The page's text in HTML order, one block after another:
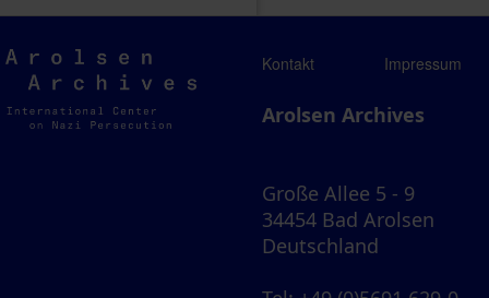
Arolsen
Archives
Kontakt Impressum
Arolsen Archives
Große Allee 5 - 9
34454 Bad Arolsen
Deutschland